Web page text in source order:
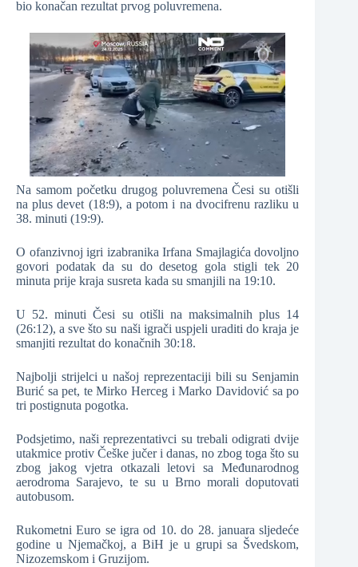
bio konačan rezultat prvog poluvremena.
Na samom početku drugog poluvremena Česi su otišli
na plus devet (18:9), a potom i na dvocifrenu razliku u
38. minuti (19:9).
O ofanzivnoj igri izabranika Irfana Smajlagića dovoljno
govori podatak da su do desetog gola stigli tek 20
minuta prije kraja susreta kada su smanjili na 19:10.
U 52. minuti Česi su otišli na maksimalnih plus 14
(26:12), a sve što su naši igrači uspjeli uraditi do kraja je
smanjiti rezultat do konačnih 30:18.
Najbolji strijelci u našoj reprezentaciji bili su Senjamin
Burić sa pet, te Mirko Herceg i Marko Davidović sa po
tri postignuta pogotka.
Podsjetimo, naši reprezentativci su trebali odigrati dvije
utakmice protiv Češke jučer i danas, no zbog toga što su
zbog jakog vjetra otkazali letovi sa Međunarodnog
aerodroma Sarajevo, te su u Brno morali doputovati
autobusom.
Rukometni Euro se igra od 10. do 28. januara sljedeće
godine u Njemačkoj, a BiH je u grupi sa Švedskom,
Nizozemskom i Gruzijom.